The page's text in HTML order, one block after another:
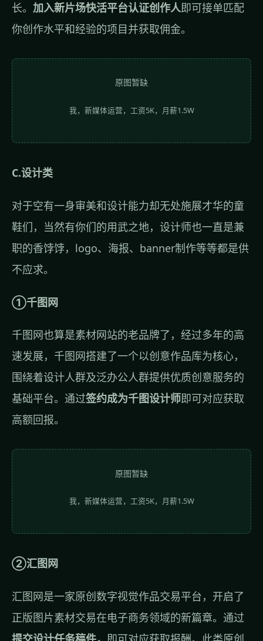
长。 加入新片场快活平台认证创作人即可接单匹配
你创作水平和经验的项目并获取佣金。
原图暂缺
我，新媒体运营，工资5K，月薪1.5W
C.设计类
对于空有一身审美和设计能力却无处施展才华的童
鞋们，当然有你们的用武之地，设计师也一直是兼
职的香饽饽，logo、海报、banner制作等等都是供
不应求。
①千图网
千图网也算是素材网站的老品牌了，经过多年的高
速发展，千图网搭建了一个以创意作品库为核心，
围绕着设计人群及泛办公人群提供优质创意服务的
基础平台。通过签约成为千图设计师即可对应获取
高额回报。
原图暂缺
我，新媒体运营，工资5K，月薪1.5W
②汇图网
汇图网是一家原创数字视觉作品交易平台，开启了
正版图片素材交易在电子商务领域的新篇章。通过